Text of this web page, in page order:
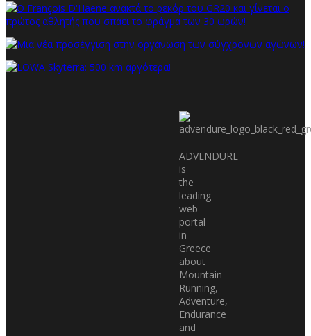
ADVENDURE
is
the
leading
web
portal
in
Greece
about
Mountain
Running,
Adventure,
Endurance
and